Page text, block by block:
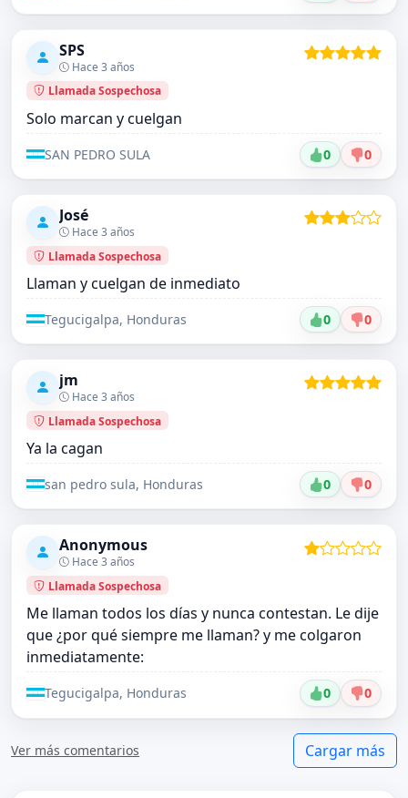
SPS
Hace 3 años
Llamada Sospechosa
Solo marcan y cuelgan
SAN PEDRO SULA 0 0
José
Hace 3 años
Llamada Sospechosa
Llaman y cuelgan de inmediato
Tegucigalpa, Honduras 0 0
jm
Hace 3 años
Llamada Sospechosa
Ya la cagan
san pedro sula, Honduras 0 0
Anonymous
Hace 3 años
Llamada Sospechosa
Me llaman todos los días y nunca contestan. Le dije
que ¿por qué siempre me llaman? y me colgaron
inmediatamente:
Tegucigalpa, Honduras 0 0
Ver más comentarios Cargar más